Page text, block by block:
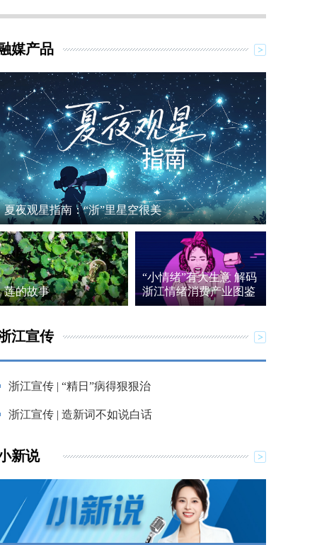
媒产品
夏夜观星指南：“浙”里星空很美
莲的故事
“小情绪”有大生意 解码
浙江情绪消费产业图鉴
江宣传
浙江宣传 | “精日”病得狠狠治
浙江宣传 | 造新词不如说白话
新说